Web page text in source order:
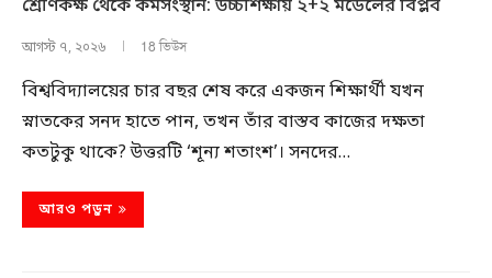
শ্রেণিকক্ষ থেকে কর্মসংস্থান: উচ্চশিক্ষায় ২+২ মডেলের বিপ্লব
আগস্ট ৭, ২০২৬ 18 ভিউস
বিশ্ববিদ্যালয়ের চার বছর শেষ করে একজন শিক্ষার্থী যখন
স্নাতকের সনদ হাতে পান, তখন তাঁর বাস্তব কাজের দক্ষতা
কতটুকু থাকে? উত্তরটি ‘শূন্য শতাংশ’। সনদের…
আরও পড়ুন